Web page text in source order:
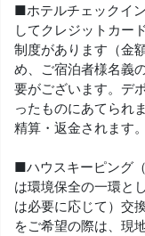
■ホテルチェックイ
してクレジットカー
制度があります（金
め、ご宿泊者様名義
要がございます。デ
ったものにあてられ
精算・返金されます。
■ハウスキーピング
は環境保全の一環と
は必要に応じて）交
をご希望の際は、現